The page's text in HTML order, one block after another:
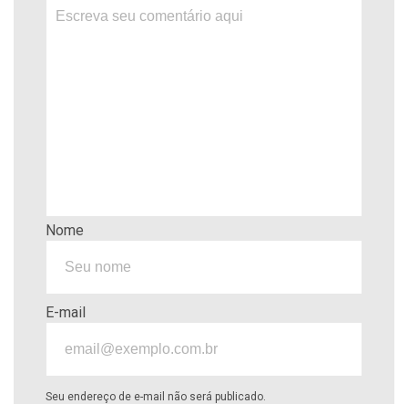
Nome
E-mail
Seu endereço de e-mail não será publicado.